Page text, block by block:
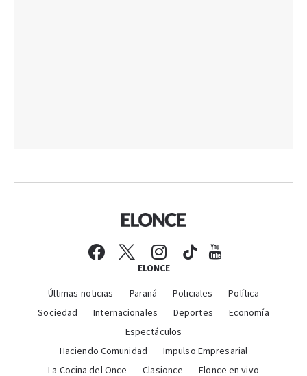
ELONCE
Últimas noticias Paraná Policiales
Política
Sociedad
Internacionales Deportes
Economía
Espectáculos
Haciendo Comunidad
Impulso Empresarial
La Cocina del Once
Clasionce Elonce en vivo